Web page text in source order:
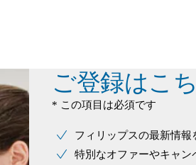
ご登録はこ
* この項目は必須です
フィリップスの最新情報
特別なオファーやキャン